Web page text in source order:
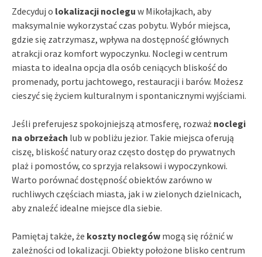
Zdecyduj o lokalizacji noclegu w Mikołajkach, aby
maksymalnie wykorzystać czas pobytu. Wybór miejsca,
gdzie się zatrzymasz, wpływa na dostępność głównych
atrakcji oraz komfort wypoczynku. Noclegi w centrum
miasta to idealna opcja dla osób ceniących bliskość do
promenady, portu jachtowego, restauracji i barów. Możesz
cieszyć się życiem kulturalnym i spontanicznymi wyjściami.
Jeśli preferujesz spokojniejszą atmosferę, rozważ noclegi
na obrzeżach lub w pobliżu jezior. Takie miejsca oferują
ciszę, bliskość natury oraz często dostęp do prywatnych
plaż i pomostów, co sprzyja relaksowi i wypoczynkowi.
Warto porównać dostępność obiektów zarówno w
ruchliwych częściach miasta, jak i w zielonych dzielnicach,
aby znaleźć idealne miejsce dla siebie.
Pamiętaj także, że koszty noclegów mogą się różnić w
zależności od lokalizacji. Obiekty położone blisko centrum